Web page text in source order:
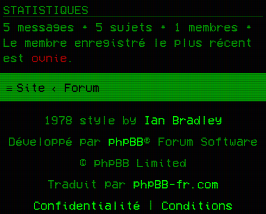
STATISTIQUES
5 messages • 5 sujets • 1
membres •
Le membre enregistré le plus récent
est ovnie
Site Forum
1978 style by
Ian Bradley
Développé par phpBB® Forum Software
© phpBB Limited
Traduit par phpBB-fr.com
Confidentialité | Conditions